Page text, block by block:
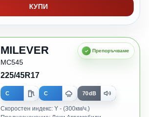
КУПИ
MILEVER
MC545
225/45R17
C C 70dB
Скоростен индекс: Y - (300км/ч.)